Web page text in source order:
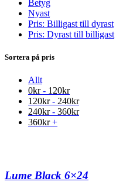
Betyg
Nyast
Pris: Billigast till dyrast
Pris: Dyrast till billigast
Sortera på pris
Allt
0kr- 120kr
120kr- 240kr
240kr- 360kr
360kr+
Lume Black 6×24